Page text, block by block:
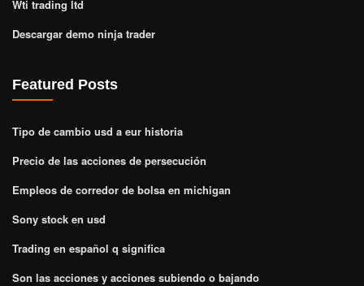
Wti trading ltd
Descargar demo ninja trader
Featured Posts
Tipo de cambio usd a eur historia
Precio de las acciones de persecución
Empleos de corredor de bolsa en michigan
Sony stock en usd
Trading en español q significa
Son las acciones y acciones subiendo o bajando